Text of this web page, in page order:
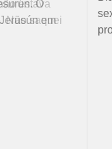
O
em